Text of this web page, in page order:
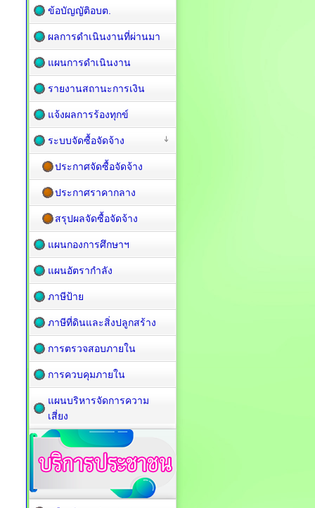
ข้อบัญญัติอบต.
ผลการดำเนินงานที่ผ่านมา
แผนการดำเนินงาน
รายงานสถานะการเงิน
แจ้งผลการร้องทุกข์
ระบบจัดซื้อจัดจ้าง
ประกาศจัดซื้อจัดจ้าง
ประกาศราคากลาง
สรุปผลจัดซื้อจัดจ้าง
แผนกองการศึกษาฯ
แผนอัตรากำลัง
ภาษีป้าย
ภาษีที่ดินและสิ่งปลูกสร้าง
การตรวจสอบภายใน
การควบคุมภายใน
แผนบริหารจัดการความ
เสี่ยง